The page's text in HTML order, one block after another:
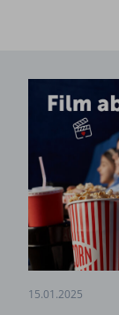
15.01.2025